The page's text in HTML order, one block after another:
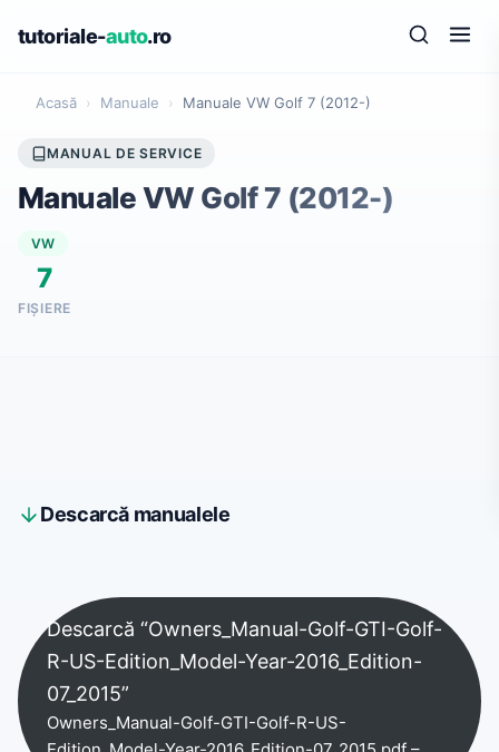
tutoriale-auto.ro
Acasă › Manuale › Manuale VW Golf 7 (2012-)
MANUAL DE SERVICE
Manuale VW Golf 7 (2012-)
VW
7
FIȘIERE
Descarcă manualele
Descarcă “Owners_Manual-Golf-GTI-Golf-
R-US-Edition_Model-Year-2016_Edition-
07_2015”
Owners_Manual-Golf-GTI-Golf-R-US-